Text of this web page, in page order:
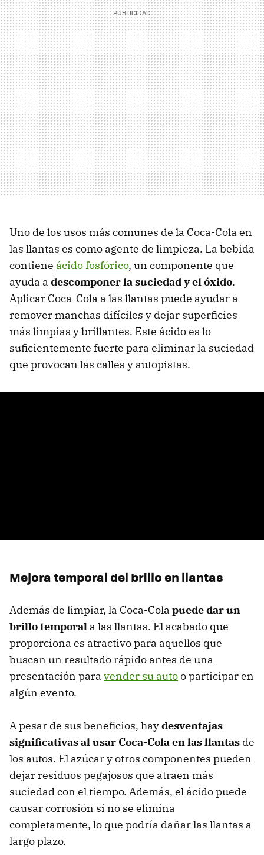
Uno de los usos más comunes de la Coca-Cola en
las llantas es como agente de limpieza. La bebida
contiene ácido fosfórico, un componente que
ayuda a descomponer la suciedad y el óxido.
Aplicar Coca-Cola a las llantas puede ayudar a
remover manchas difíciles y dejar superficies
más limpias y brillantes. Este ácido es lo
suficientemente fuerte para eliminar la suciedad
que provocan las calles y autopistas.
Mejora temporal del brillo en llantas
Además de limpiar, la Coca-Cola puede dar un
brillo temporal a las llantas. El acabado que
proporciona es atractivo para aquellos que
buscan un resultado rápido antes de una
presentación para vender su autoo participar en
algún evento.
A pesar de sus beneficios, haydesventajas
significativas al usar Coca-Cola en las llantas de
los autos. El azúcar y otros componentes pueden
dejar residuos pegajosos que atraen más
suciedad con el tiempo. Además, el ácido puede
causar corrosión si no se elimina
completamente, lo que podría dañar las llantas a
largo plazo.